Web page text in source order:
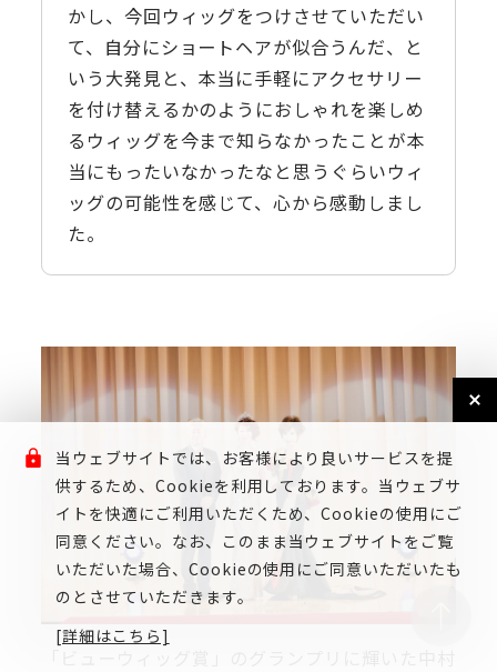
かし、今回ウィッグをつけさせていただい
て、自分にショートヘアが似合うんだ、と
いう大発見と、本当に手軽にアクセサリー
を付け替えるかのようにおしゃれを楽しめ
るウィッグを今まで知らなかったことが本
当にもったいなかったなと思うぐらいウィ
ッグの可能性を感じて、心から感動しまし
た。
当ウェブサイトでは、お客様により良いサービスを提
供するため、Cookieを利用しております。当ウェブサ
イトを快適にご利用いただくため、Cookieの使用にご
同意ください。なお、このまま当ウェブサイトをご覧
いただいた場合、Cookieの使用にご同意いただいたも
のとさせていただきます。
[詳細はこちら]